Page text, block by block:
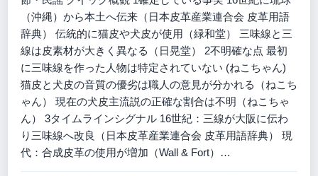
（沖縄）から本土へ伝来（日本皮革産業連合会 皮革用語
辞典） 伝統的に猫皮や犬皮が使用（緑和堂） 三味線と三
線は皮素材が大きく異なる（日晃堂） 2不明確な点 最初
に三味線を作った人物は特定されていない (ねこちゃん)
猫皮と犬皮の音質の優劣は職人の意見が分かれる（ねこち
ゃん） 現在の犬皮主流説の正確な割合は不明（ねこちゃ
ん） 3タイムラインシグナル 16世紀：三線が大阪に伝わ
り三味線へ改良（日本皮革産業連合会 皮革用語辞典） 現
代：合成皮革の使用が増加（Wall & Fort）…